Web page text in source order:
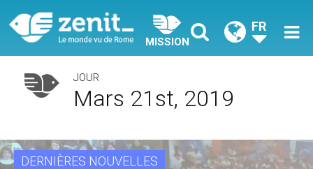
MISSION
FR
JOUR
Mars 21st, 2019
DERNIÈRES NOUVELLES